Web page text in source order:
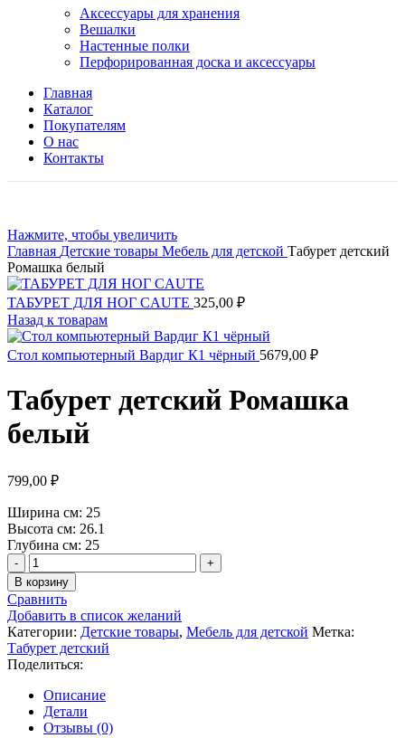
Аксессуары для хранения
Вешалки
Настенные полки
Перфорированная доска и аксессуары
Главная
Каталог
Покупателям
О нас
Контакты
Нажмите, чтобы увеличить
Главная Детские товары Мебель для детской Табурет детский
Ромашка белый
ТАБУРЕТ ДЛЯ НОГ CAUTE 325,00 ₽
Назад к товарам
Стол компьютерный Вардиг К1 чёрный 5679,00 ₽
Табурет детский Ромашка
белый
799,00 ₽
Ширина см: 25
Высота см: 26.1
Глубина см: 25
Количество
товара
Табурет
детский
Ромашка
белый
В корзину
Сравнить
Добавить в список желаний
Категории: Детские товары, Мебель для детской Метка:
Табурет детский
Поделиться:
Описание
Детали
Отзывы (0)